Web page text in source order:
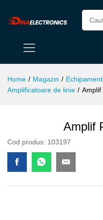
Home / Magazin /
Amplificatoare de linie / Amplif
Amplif
Cod produs: 103197